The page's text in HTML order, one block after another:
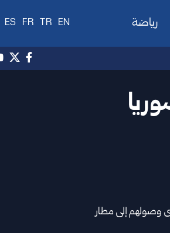
رياضة EN
TR
FR
ES
‌‏وصولهم إلى مطار